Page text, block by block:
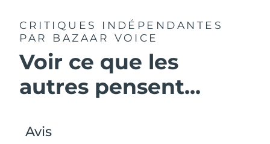
CRITIQUES INDÉPENDANTES
PAR BAZAAR VOICE
Voir ce que les
autres pensent...